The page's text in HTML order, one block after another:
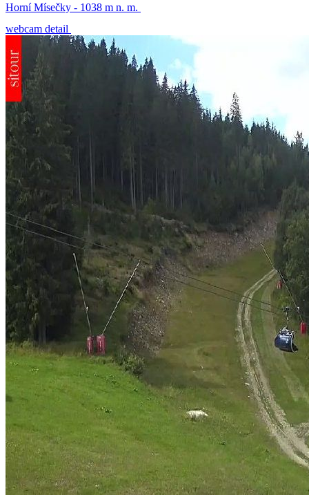
Horní Mísečky - 1038 m n. m.
webcam detail